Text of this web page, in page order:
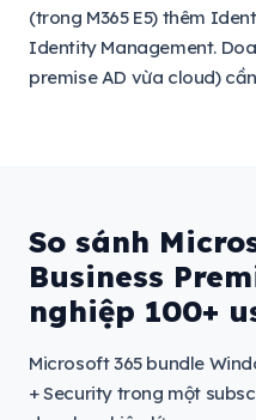
(trong M365 E5) thêm
Identity Management.
premise AD vừa cloud)
So sánh
Business
nghiệp 100+
Microsoft 365 bundle
+ Security trong một